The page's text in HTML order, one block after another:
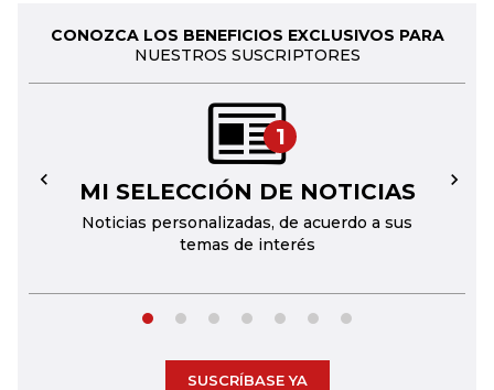
CONOZCA LOS BENEFICIOS EXCLUSIVOS PARA
NUESTROS SUSCRIPTORES
1
MI SELECCIÓN DE NOTICIAS
Noticias personalizadas, de acuerdo a sus
temas de interés
← →
SUSCRÍBASE YA